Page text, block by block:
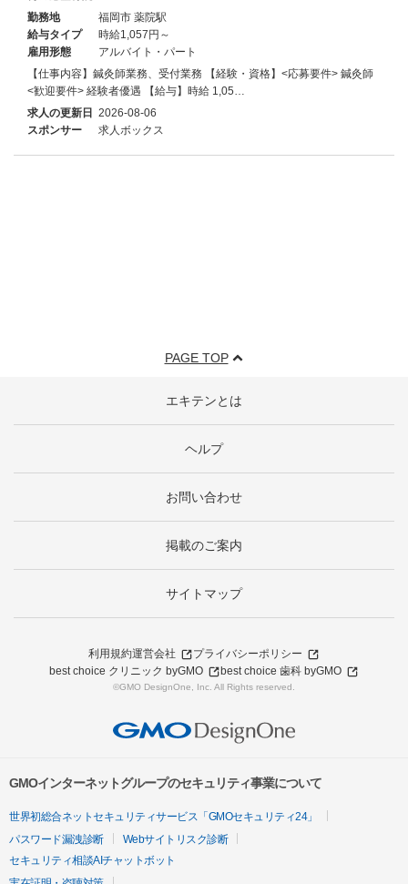
勤務地
福岡市 薬院駅
給与タイプ
時給1,057円～
雇用形態
アルバイト・パート
【仕事内容】鍼灸師業務、受付業務 【経験・資格】<応募要件> 鍼灸師
<歓迎要件> 経験者優遇 【給与】時給 1,05…
求人の更新日 2026-08-06
スポンサー
求人ボックス
PAGE TOP
エキテンとは
ヘルプ
お問い合わせ
掲載のご案内
サイトマップ
利用規約運営会社
プライバシーポリシー
best choice クリニック byGMO
best choice 歯科 byGMO
©GMO DesignOne, Inc. All Rights reserved.
GMOインターネットグループのセキュリティ事業について
世界初総合ネットセキュリティサービス「GMOセキュリティ24」
パスワード漏洩診断
Webサイトリスク診断
セキュリティ相談AIチャットボット